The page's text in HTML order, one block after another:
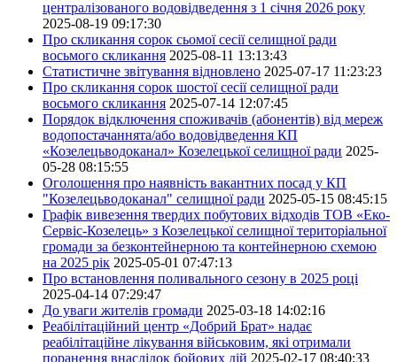
централізованого водовідведення з 1 січня 2026 року
2025-08-19 09:17:30
Про скликання сорок сьомої сесії селищної ради
восьмого скликання 2025-08-11 13:13:43
Статистичне звітування відновлено 2025-07-17 11:23:23
Про скликання сорок шостої сесії селищної ради
восьмого скликання 2025-07-14 12:07:45
Порядок відключення споживачів (абонентів) від мереж
водопостачаннята/або водовідведення КП
«Козелецьводоканал» Козелецької селищної ради 2025-
05-28 08:15:55
Оголошення про наявність вакантних посад у КП
"Козелецьводоканал" селищної ради 2025-05-15 08:45:15
Графік вивезення твердих побутових відходів ТОВ «Еко-
Сервіс-Козелець» з Козелецької селищної територіальної
громади за безконтейнерною та контейнерною схемою
на 2025 рік 2025-05-01 07:47:13
Про встановлення поливального сезону в 2025 році
2025-04-14 07:29:47
До уваги жителів громади 2025-03-18 14:02:16
Реабілітаційний центр «Добрий Брат» надає
реабілітаційне лікування військовим, які отримали
поранення внаслідок бойових дій 2025-02-17 08:40:33